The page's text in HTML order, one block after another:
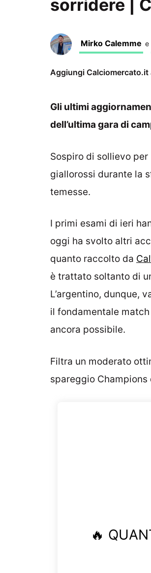
sorridere |
Mirko Calemme e
Aggiungi
Gli ultimi
dell’ultima gara di
Sospiro di sollievo per
giallorossi durante la
temesse.
I primi esami di ieri
oggi ha svolto altri
quanto raccolto da
è trattato soltanto di
L’argentino, dunque,
il fondamentale
ancora possibile.
Filtra un moderato
spareggio
🔥